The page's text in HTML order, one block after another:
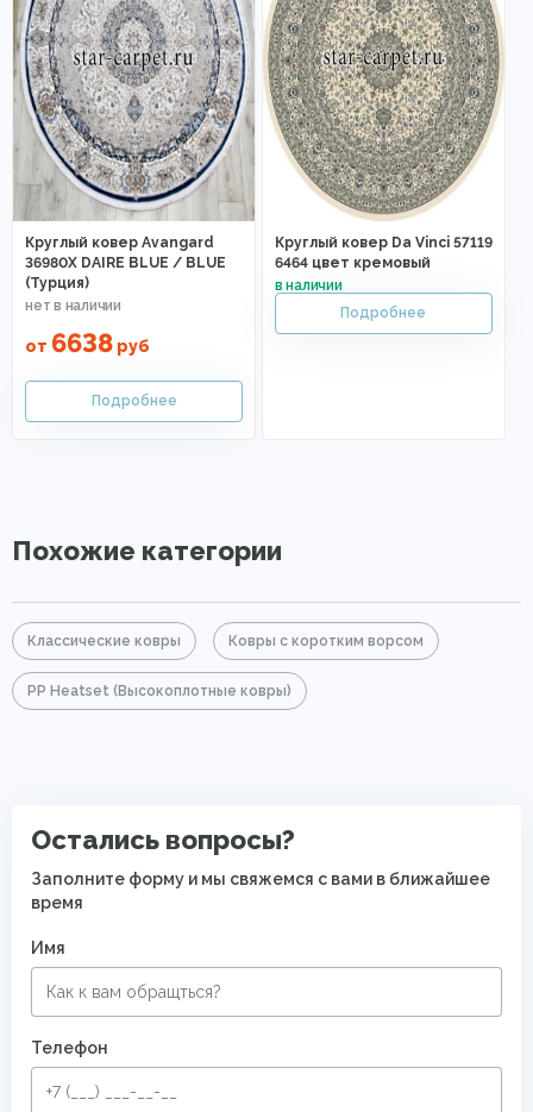
Круглый ковер Avangard
36980X DAIRE BLUE / BLUE
(Турция)
от 6638 руб
Круглый ковер Da Vinci 57119
6464 цвет кремовый
Похожие категории
Классические ковры Ковры с коротким ворсом
PP Heatset (Высокоплотные ковры)
Остались вопросы?
Заполните форму и мы свяжемся с вами в ближайшее
время
Имя
Телефон